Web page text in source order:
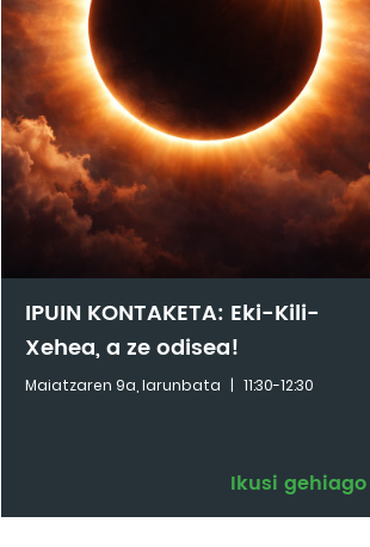
IPUIN KONTAKETA: Eki-Kili-
Xehea, a ze odisea!
Maiatzaren 9a, larunbata | 11:30-12:30
Ikusi gehiago